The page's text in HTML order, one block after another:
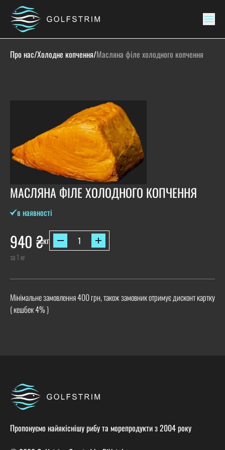
Про нас/Холодне копчення/Масляна філе холодного копчення
МАСЛЯНА ФІЛЕ ХОЛОДНОГО КОПЧЕННЯ
в наявності
940 ₴кг
за 1 кг
Мінімальне замовлення 400 грн, також замовник отримує дисконт картку
( кешбек 4% )
Пропонуємо найякіснішу рибу та морепродукти з 2004 року